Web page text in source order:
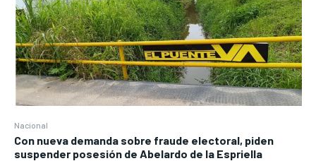
Nacional
Con nueva demanda sobre fraude electoral, piden
suspender posesión de Abelardo de la Espriella